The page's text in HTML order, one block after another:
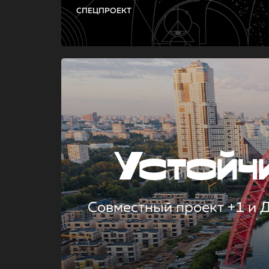
СПЕЦПРОЕКТ
Совместный проект +1 и